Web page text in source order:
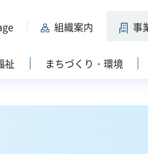
組織案内 事
祉 まちづくり・環境